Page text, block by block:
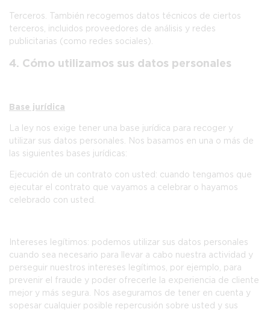
Terceros.
También recogemos datos técnicos de ciertos
terceros, incluidos proveedores de análisis y redes
publicitarias (como redes sociales).
4. Cómo utilizamos sus datos personales
Base jurídica
La ley nos exige tener una base jurídica para recoger y
utilizar sus datos personales. Nos basamos en una o más de
las siguientes bases jurídicas:
Ejecución de un contrato con usted: cuando tengamos que
ejecutar el contrato que vayamos a celebrar o hayamos
celebrado con usted.
Intereses legítimos: podemos utilizar sus datos personales
cuando sea necesario para llevar a cabo nuestra actividad y
perseguir nuestros intereses legítimos, por ejemplo, para
prevenir el fraude y poder ofrecerle la experiencia de cliente
mejor y más segura. Nos aseguramos de tener en cuenta y
sopesar cualquier posible repercusión sobre usted y sus